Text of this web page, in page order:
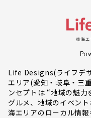
Life Designs(ライフデ
エリア(愛知・岐阜・三
ンセプトは “地域の魅
グルメ、地域のイベン
海エリアのローカル情報